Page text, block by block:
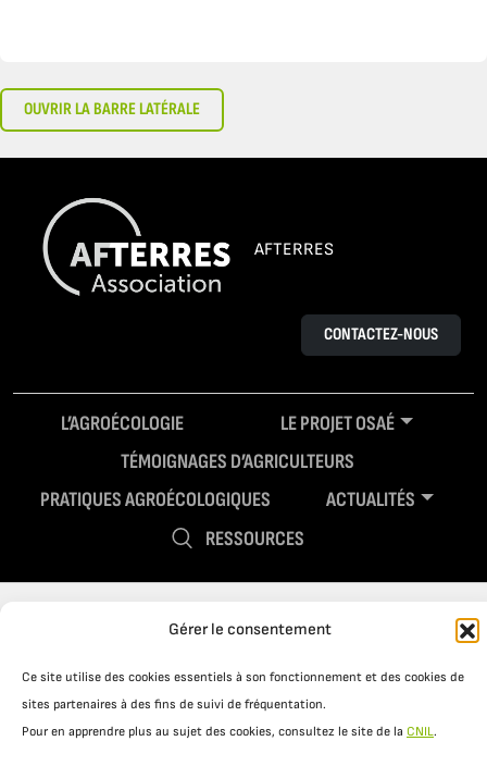
Gérer le consentement
Ce site utilise des cookies essentiels à son fonctionnement et des cookies de
sites partenaires à des fins de suivi de fréquentation.
Pour en apprendre plus au sujet des cookies, consultez le site de la CNIL.
OUVRIR LA BARRE LATÉRALE
AFTERRES
CONTACTEZ-NOUS
L’AGROÉCOLOGIE
LE PROJET OSAÉ
TÉMOIGNAGES D’AGRICULTEURS
PRATIQUES AGROÉCOLOGIQUES
ACTUALITÉS
RESSOURCES